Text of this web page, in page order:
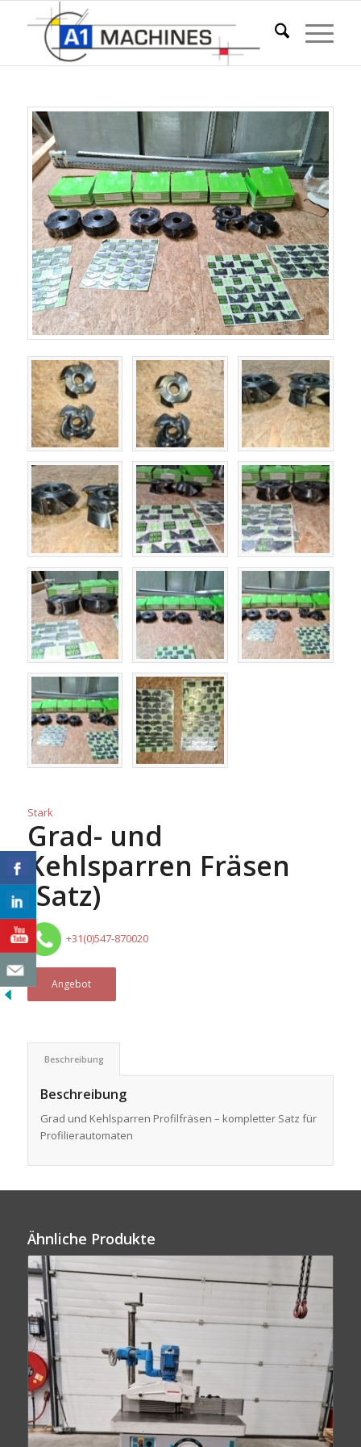
Stark
Grad- und
Kehlsparren Fräsen
(Satz)
+31(0)547-870020
Angebot
Beschreibung
Beschreibung
Grad und Kehlsparren Profilfräsen – kompletter Satz für
Profilierautomaten
Ähnliche Produkte